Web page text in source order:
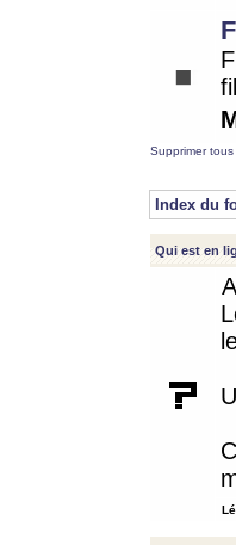
Supprimer
Index du
Qui est en